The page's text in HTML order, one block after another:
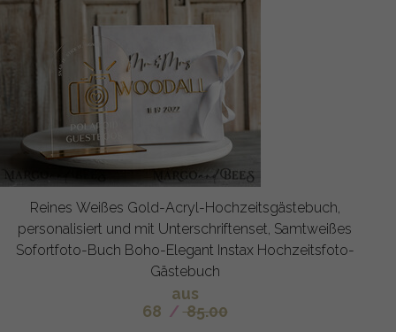
Reines Weißes Gold-Acryl-Hochzeitsgästebuch,
personalisiert und mit Unterschriftenset, Samtweißes
Sofortfoto-Buch Boho-Elegant Instax Hochzeitsfoto-
Gästebuch
aus
68 / 85.00